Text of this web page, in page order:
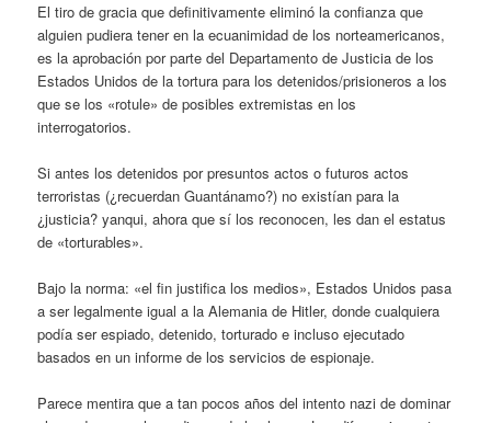
El tiro de gracia que definitivamente eliminó la confianza que
alguien pudiera tener en la ecuanimidad de los norteamericanos,
es la aprobación por parte del Departamento de Justicia de los
Estados Unidos de la tortura para los detenidos/prisioneros a los
que se los «rotule» de posibles extremistas en los
interrogatorios.
Si antes los detenidos por presuntos actos o futuros actos
terroristas (¿recuerdan Guantánamo?) no existían para la
¿justicia? yanqui, ahora que sí los reconocen, les dan el estatus
de «torturables».
Bajo la norma: «el fin justifica los medios», Estados Unidos pasa
a ser legalmente igual a la Alemania de Hitler, donde cualquiera
podía ser espiado, detenido, torturado e incluso ejecutado
basados en un informe de los servicios de espionaje.
Parece mentira que a tan pocos años del intento nazi de dominar